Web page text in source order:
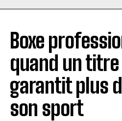
Boxe
quand un
garantit plus
son sport